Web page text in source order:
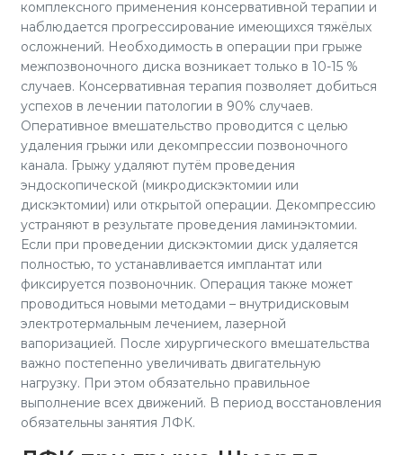
комплексного применения консервативной терапии и
наблюдается прогрессирование имеющихся тяжёлых
осложнений. Необходимость в операции при грыже
межпозвоночного диска возникает только в 10-15 %
случаев. Консервативная терапия позволяет добиться
успехов в лечении патологии в 90% случаев.
Оперативное вмешательство проводится с целью
удаления грыжи или декомпрессии позвоночного
канала. Грыжу удаляют путём проведения
эндоскопической (микродискэктомии или
дискэктомии) или открытой операции. Декомпрессию
устраняют в результате проведения ламинэктомии.
Если при проведении дискэктомии диск удаляется
полностью, то устанавливается имплантат или
фиксируется позвоночник. Операция также может
проводиться новыми методами – внутридисковым
электротермальным лечением, лазерной
вапоризацией. После хирургического вмешательства
важно постепенно увеличивать двигательную
нагрузку. При этом обязательно правильное
выполнение всех движений. В период восстановления
обязательны занятия ЛФК.